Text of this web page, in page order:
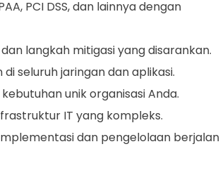
PCI DSS, dan lainnya dengan
langkah mitigasi yang disarankan.
seluruh jaringan dan aplikasi.
unik organisasi Anda.
IT yang kompleks.
dan pengelolaan berjalan